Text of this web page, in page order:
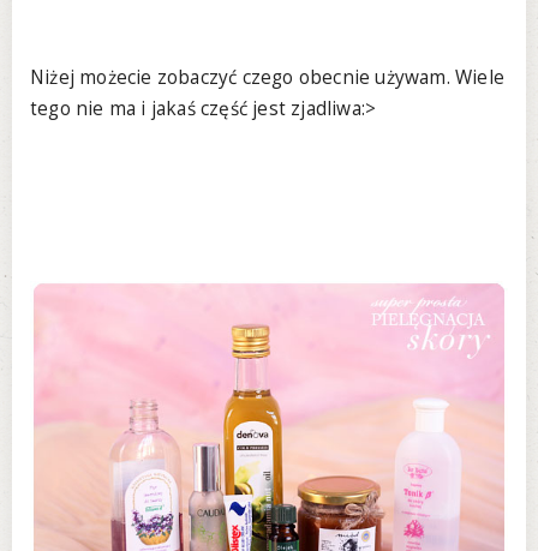
Niżej możecie zobaczyć czego obecnie używam. Wiele
tego nie ma i jakaś część jest zjadliwa:>